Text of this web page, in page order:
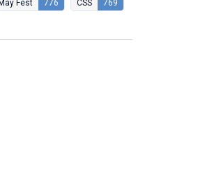
May Fest 776 CSS 769